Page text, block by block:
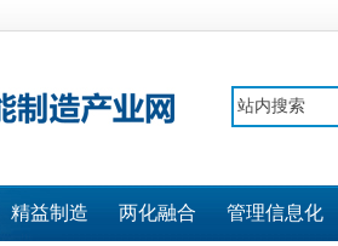
精益制造 两化融合 管理信息化